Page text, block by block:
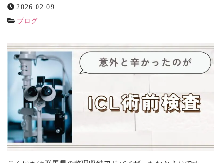
お客様の声
お知らせ
ブログ
お問い合わせ(プライバシーポリシー)
CONTACT
2026.02.09
ブログ